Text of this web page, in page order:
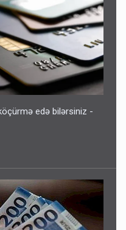
edə bilərsiniz -